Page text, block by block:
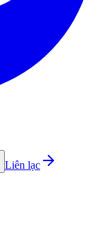
Liên lạc